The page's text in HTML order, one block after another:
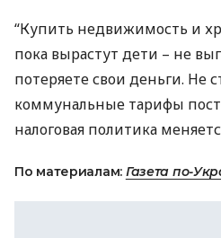
“Купить недвижимость и
пока вырастут дети – не
потеряете свои деньги. Не
коммунальные тарифы
налоговая политика
По материалам: Газета по-